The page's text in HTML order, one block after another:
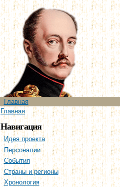
Главное меню
Главная
Вы здесь
Главная
Навигация
Идея проекта
Персоналии
События
Страны и регионы
Хронология